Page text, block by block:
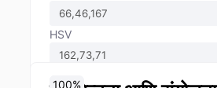
HSV
0%
10%
20%
30%
40%
50%
60%
70%
80%
90%
100%